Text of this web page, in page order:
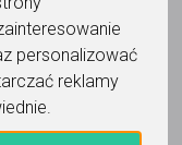
personalizować
reklamy
.
DaF, Deutsch,
Czytaj więcej